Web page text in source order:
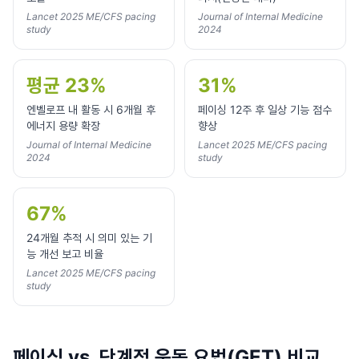
Lancet 2025 ME/CFS pacing
study
Journal of Internal Medicine
2024
평균 23%
엔벨로프 내 활동 시 6개월 후
에너지 용량 확장
Journal of Internal Medicine
2024
31%
페이싱 12주 후 일상 기능 점수
향상
Lancet 2025 ME/CFS pacing
study
67%
24개월 추적 시 의미 있는 기
능 개선 보고 비율
Lancet 2025 ME/CFS pacing
study